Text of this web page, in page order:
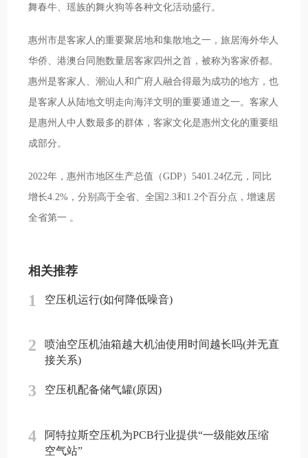
舞春牛、瑶族的舞火狗等各种文化活动盛行。
惠州市是客家人的重要聚居地和集散地之一，旅居海外华人
华侨、港澳台同胞数量居客家四州之首，被称为客家侨都。
惠州是客家人、潮汕人和广府人融合得最为成功的地方，也
是客家人从陆地文明走向海洋文明的重要通道之一。客家人
是惠州人中人数最多的群体，客家文化是惠州文化的重要组
成部分。
2022年，惠州市地区生产总值（GDP）5401.24亿元，同比
增长4.2%，分别高于全省、全国2.3和1.2个百分点，增速居
全省第一 。
相关推荐
1 空压机运行(如何降低噪音)
2
喷油空压机油箱越大机油使用时间越长吗(并无直
接关系)
3 空压机配备储气罐(原因)
4
阿特拉斯空压机为PCB行业提供“一级能效压缩
空气站”